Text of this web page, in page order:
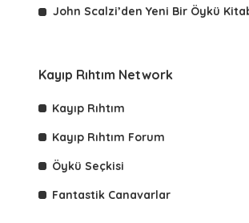
John Scalzi’den Yeni Bir Öykü
Kayıp Rıhtım Network
Kayıp Rıhtım
Kayıp Rıhtım Forum
Öykü Seçkisi
Fantastik Canavarlar